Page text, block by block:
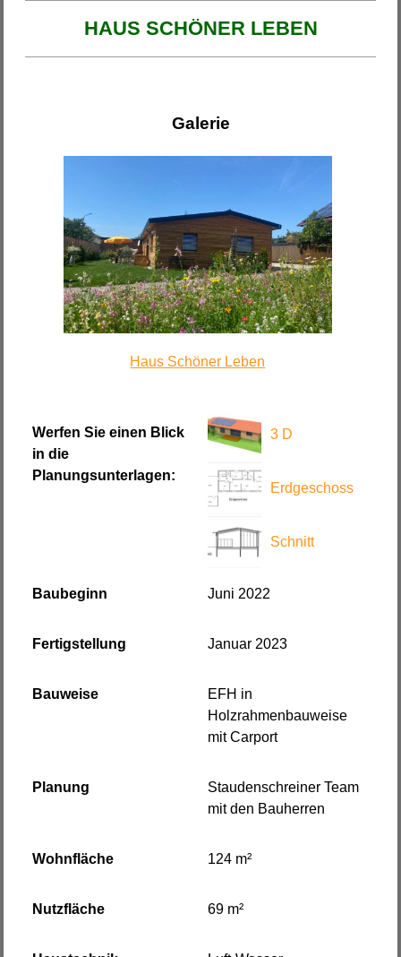
HAUS SCHÖNER LEBEN
Galerie
Haus Schöner Leben
Werfen Sie einen Blick
in die
Planungsunterlagen:
3 D
Erdgeschoss
Schnitt
Baubeginn Juni 2022
Fertigstellung Januar 2023
Bauweise
EFH in
Holzrahmenbauweise
mit Carport
Planung
Staudenschreiner Team
mit den Bauherren
Wohnfläche 124 m²
Nutzfläche 69 m²